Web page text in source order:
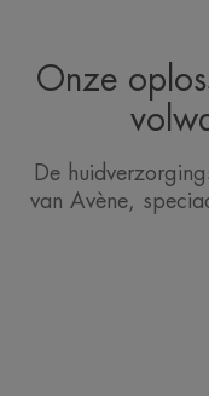
Onze
De
van Avène,